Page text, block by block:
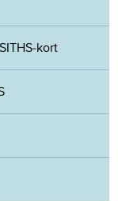
kort